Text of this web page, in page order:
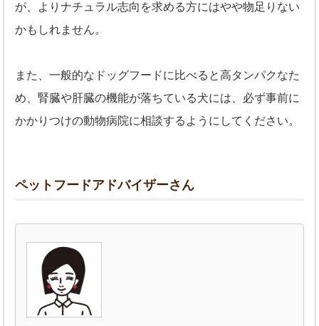
が、よりナチュラル志向を求める方にはやや物足りない
かもしれません。
また、一般的なドッグフードに比べると高タンパクなた
め、腎臓や肝臓の機能が落ちている犬には、必ず事前に
かかりつけの動物病院に相談するようにしてください。
ペットフードアドバイザーさん